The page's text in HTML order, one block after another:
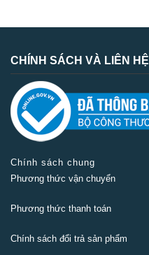
CHÍNH SÁCH VÀ LIÊN HỆ
Chính sách chung
Phương thức vận chuyển
Phương thức thanh toán
Chính sách đổi trả sản phẩm